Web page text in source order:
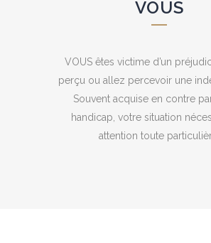
VOUS
VOUS êtes victime d’un
perçu ou allez percevoir une
Souvent acquise en contre
handicap, votre situation
attention toute